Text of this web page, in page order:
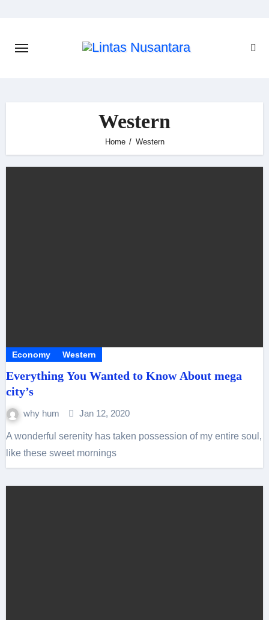
Western
Home Western
Economy Western
Everything You Wanted to Know About mega
city’s
why hum Jan 12, 2020
A wonderful serenity has taken possession of my entire soul,
like these sweet mornings